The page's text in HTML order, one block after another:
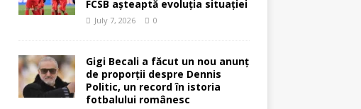
FCSB așteaptă evoluția situației
July 7, 2026 0
Gigi Becali a făcut un nou anunț
de proporții despre Dennis
Politic, un record în istoria
fotbalului românesc